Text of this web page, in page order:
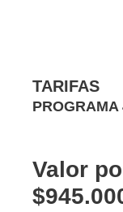
TARIFAS
Valor